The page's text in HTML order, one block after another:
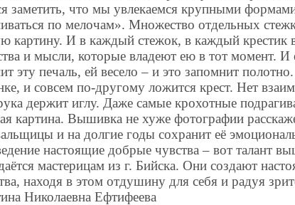
заметить, что мы увлекаемся крупными
по мелочам». Множество отдельных
картину. И в каждый стежок, в каждый крестик
и мысли, которые владеют ею в тот момент. И
эту печаль, ей весело – и это запомнит
и совсем по-другому ложится крест. Нет
держит иглу. Даже самые крохотные
картина. Вышивка не хуже фотографии
и на долгие годы сохранит её
настоящие добрые чувства – вот талант
мастерицам из г. Бийска. Они создают
находя в этом отдушину для себя и радуя
Николаевна Ефтифеева